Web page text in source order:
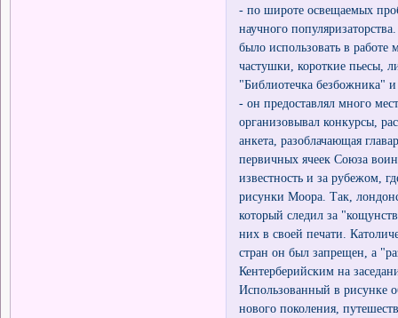
- по широте освещаемых
научного
было использовать в
частушки, короткие пьесы,
"Библиотечка безбожника"
- он предоставлял много
организовывал конкурсы,
анкета, разоблачающая
первичных ячеек Союза
известность и за рубежом,
рисунки Моора. Так,
который следил за
них в своей печати.
стран он был запрещен, а
Кентерберийским на
Использованный в рисунке
нового поколения,